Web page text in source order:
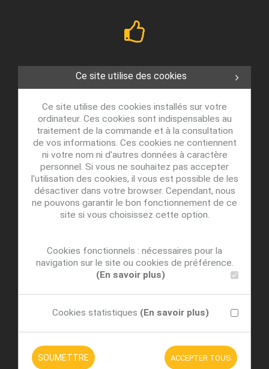
Ce site utilise des cookies
Ce site utilise des cookies installés sur votre
ordinateur. Ces cookies sont indispensables au
traitement de la commande et à la consultation
de vos informations. Ces cookies ne contiennent
ni votre nom ni d'autres données à caractère
personnel. Si vous ne souhaitez pas accepter
l'utilisation des cookies, il vous est possible de les
désactiver dans votre browser. Cependant, nous
ne pouvons garantir le bon fonctionnement de ce
site si vous choisissez cette option.
Cookies fonctionnels : nécessaires pour la
navigation sur le site ou cookies de préférence.
(En savoir plus)
Cookies statistiques (En savoir plus)
SOUMETTRE ACCEPTER TOUS